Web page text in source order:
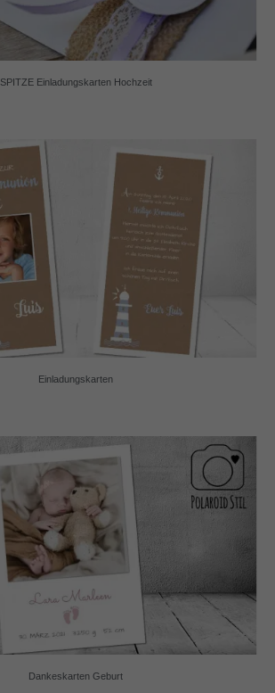
SPITZE Einladungskarten Hochzeit
Einladungskarten
Dankeskarten Geburt